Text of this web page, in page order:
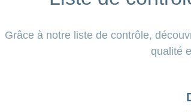
Grâce à notre liste de contrôle,
qualité